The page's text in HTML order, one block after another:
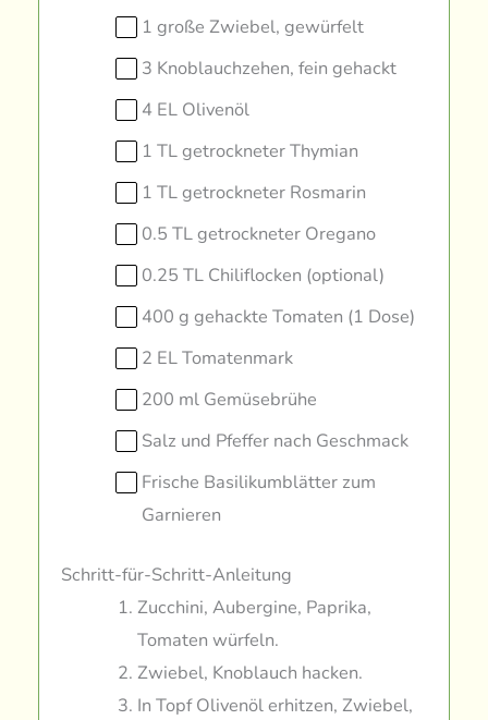
1 große Zwiebel, gewürfelt
3 Knoblauchzehen, fein gehackt
4 EL Olivenöl
1 TL getrockneter Thymian
1 TL getrockneter Rosmarin
0.5 TL getrockneter Oregano
0.25 TL Chiliflocken (optional)
400 g gehackte Tomaten (1 Dose)
2 EL Tomatenmark
200 ml Gemüsebrühe
Salz und Pfeffer nach Geschmack
Frische Basilikumblätter zum
Garnieren
Schritt-für-Schritt-Anleitung
Zucchini, Aubergine, Paprika,
Tomaten würfeln.
Zwiebel, Knoblauch hacken.
In Topf Olivenöl erhitzen, Zwiebel,